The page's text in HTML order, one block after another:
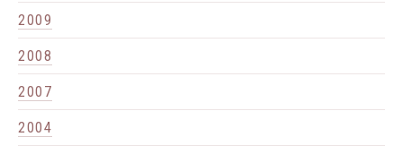
2009
2008
2007
2004